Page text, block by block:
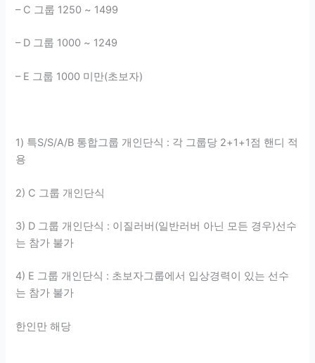
– C 그룹 1250 ~ 1499
– D 그룹 1000 ~ 1249
– E 그룹 1000 미만(초보자)
1) 특S/S/A/B 통합그룹 개인단식 : 각 그룹당 2+1+1점 핸디 적
용
2) C 그룹 개인단식
3) D 그룹 개인단식 : 이질러버(일반러버 아닌 모든 경우)선수
는 참가 불가
4) E 그룹 개인단식 : 초보자그룹에서 입상경력이 있는 선수
는 참가 불가
한인만 해당